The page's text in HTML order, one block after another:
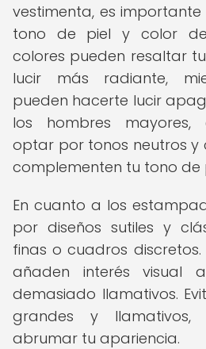
vestimenta, es
tono de piel y color de
colores pueden resaltar
lucir más radiante,
pueden hacerte lucir
los hombres mayores,
optar por tonos neutros y
complementen tu tono de
En cuanto a los
por diseños sutiles y
finas o cuadros
añaden interés visual
demasiado llamativos.
grandes y
abrumar tu apariencia.